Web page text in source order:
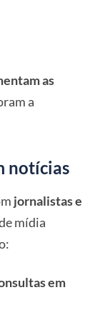
as
a
notícias
jornalistas e
mídia
em